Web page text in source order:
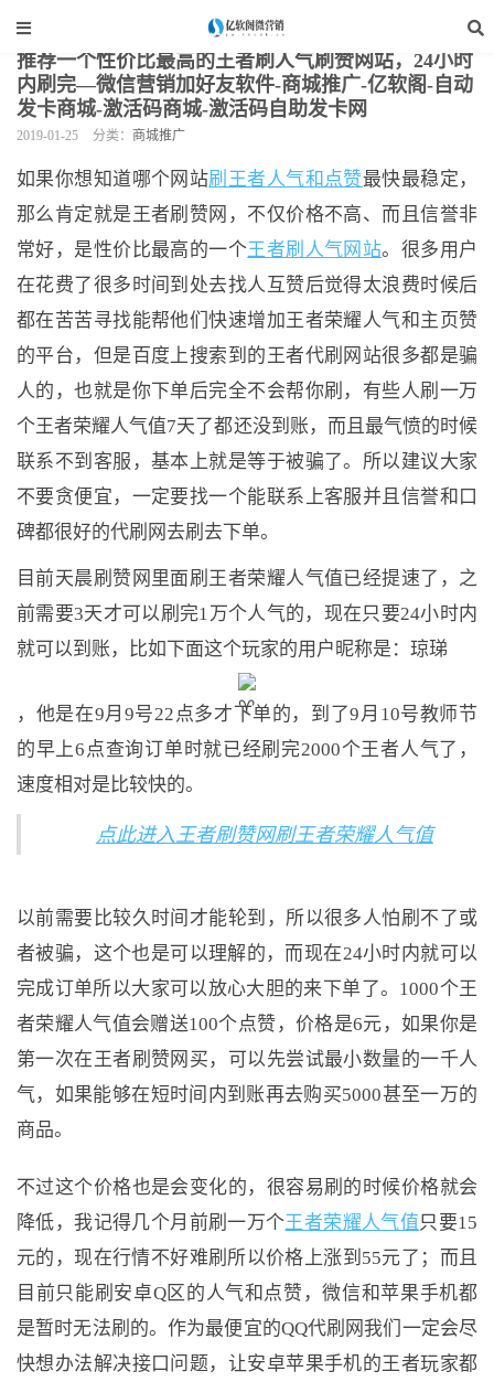
当前位置： 网站装修 > 商城推广
推荐一个性价比最高的王者刷人气刷赞网站，24小时
内刷完—微信营销加好友软件-商城推广-亿软阁-自动
发卡商城-激活码商城-激活码自助发卡网
2019-01-25 分类： 商城推广
如果你想知道哪个网站刷王者人气和点赞最快最稳定，
那么肯定就是王者刷赞网，不仅价格不高、而且信誉非
常好，是性价比最高的一个王者刷人气网站。很多用户
在花费了很多时间到处去找人互赞后觉得太浪费时候后
都在苦苦寻找能帮他们快速增加王者荣耀人气和主页赞
的平台，但是百度上搜索到的王者代刷网站很多都是骗
人的，也就是你下单后完全不会帮你刷，有些人刷一万
个王者荣耀人气值7天了都还没到账，而且最气愤的时候
联系不到客服，基本上就是等于被骗了。所以建议大家
不要贪便宜，一定要找一个能联系上客服并且信誉和口
碑都很好的代刷网去刷去下单。
目前天晨刷赞网里面刷王者荣耀人气值已经提速了，之
前需要3天才可以刷完1万个人气的，现在只要24小时内
就可以到账，比如下面这个玩家的用户昵称是：琼珶
，他是在9月9号22点多才下单的，到了9月10号教师节
的早上6点查询订单时就已经刷完2000个王者人气了，
速度相对是比较快的。
点此进入王者刷赞网刷王者荣耀人气值
以前需要比较久时间才能轮到，所以很多人怕刷不了或
者被骗，这个也是可以理解的，而现在24小时内就可以
完成订单所以大家可以放心大胆的来下单了。1000个王
者荣耀人气值会赠送100个点赞，价格是6元，如果你是
第一次在王者刷赞网买，可以先尝试最小数量的一千人
气，如果能够在短时间内到账再去购买5000甚至一万的
商品。
不过这个价格也是会变化的，很容易刷的时候价格就会
降低，我记得几个月前刷一万个王者荣耀人气值 只要15
元的，现在行情不好难刷所以价格上涨到55元了；而且
目前只能刷安卓Q区的人气和点赞，微信和苹果手机都
是暂时无法刷的。作为最便宜的QQ代刷网我们一定会尽
快想办法解决接口问题，让安卓苹果手机的王者玩家都